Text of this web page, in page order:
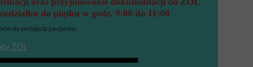
ZOL
do piątku w godz. 9:00 do 11:00
do przyjęcia pacjenta: